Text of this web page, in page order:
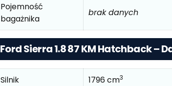
Pojemność
bagażnika
brak danych
Ford Sierra 1.8 87 KM Hatchback –
Silnik 1796 cm3